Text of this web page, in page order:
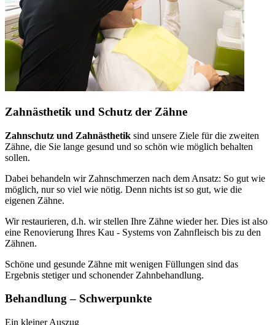
Zahnästhetik und Schutz der Zähne
Zahnschutz und Zahnästhetik sind unsere Ziele für die zweiten
Zähne, die Sie lange gesund und so schön wie möglich behalten
sollen.
Dabei behandeln wir Zahnschmerzen nach dem Ansatz: So gut wie
möglich, nur so viel wie nötig. Denn nichts ist so gut, wie die
eigenen Zähne.
Wir restaurieren, d.h. wir stellen Ihre Zähne wieder her. Dies ist also
eine Renovierung Ihres Kau - Systems von Zahnfleisch bis zu den
Zähnen.
Schöne und gesunde Zähne mit wenigen Füllungen sind das
Ergebnis stetiger und schonender Zahnbehandlung.
Behandlung – Schwerpunkte
Ein kleiner Auszug